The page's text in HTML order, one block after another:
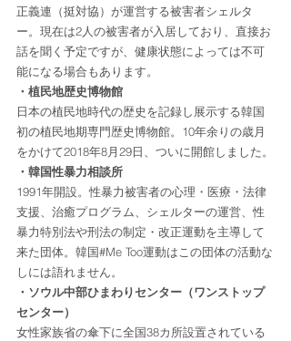
正義連（挺対協）が運営する被害者シェルタ
ー。現在は2人の被害者が入居しており、直接お
話を聞く予定ですが、健康状態によっては不可
能になる場合もあります。
・植民地歴史博物館
日本の植民地時代の歴史を記録し展示する韓国
初の植民地期専門歴史博物館。10年余りの歳月
をかけて2018年8月29日、ついに開館しました。
・韓国性暴力相談所
1991年開設。性暴力被害者の心理・医療・法律
支援、治癒プログラム、シェルターの運営、性
暴力特別法や刑法の制定・改正運動を主導して
来た団体。韓国#Me Too運動はこの団体の活動な
しには語れません。
・ソウル中部ひまわりセンター（ワンストップ
センター）
女性家族省の傘下に全国38カ所設置されている